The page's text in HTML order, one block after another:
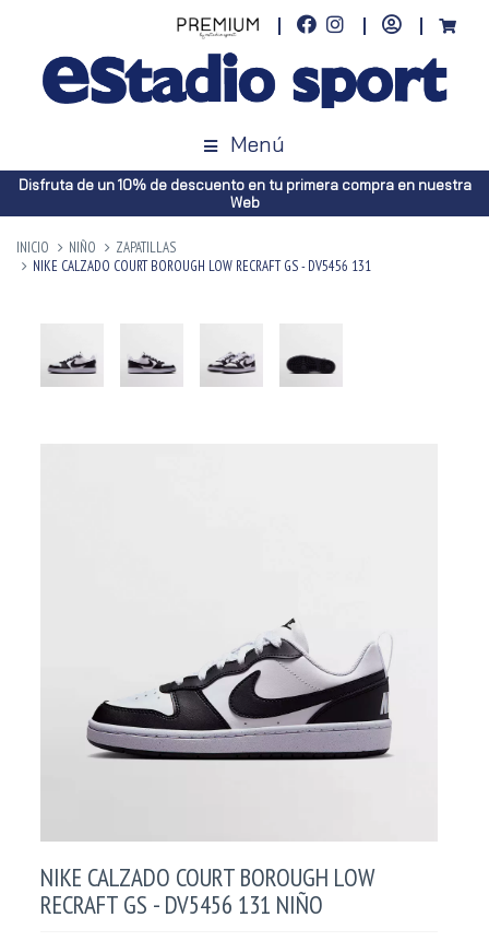
Menú
Disfruta de un 10% de descuento en tu primera compra en nuestra
Web
INICIO NIÑO
ZAPATILLAS
NIKE CALZADO COURT BOROUGH LOW RECRAFT GS - DV5456 131
NIKE CALZADO COURT BOROUGH LOW
RECRAFT GS - DV5456 131 NIÑO